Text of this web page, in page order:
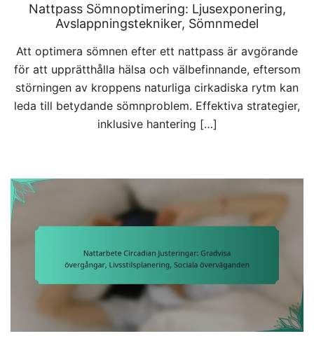
Nattpass Sömnoptimering: Ljusexponering,
Avslappningstekniker, Sömnmedel
Att optimera sömnen efter ett nattpass är avgörande
för att upprätthålla hälsa och välbefinnande, eftersom
störningen av kroppens naturliga cirkadiska rytm kan
leda till betydande sömnproblem. Effektiva strategier,
inklusive hantering […]